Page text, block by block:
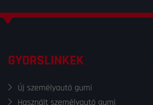
GYORSLINKEK
Új személyautó gumi
Használt személyautó gumi